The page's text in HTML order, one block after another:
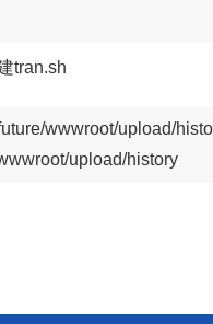
tran.sh
wwwroot/upload/
upload/history